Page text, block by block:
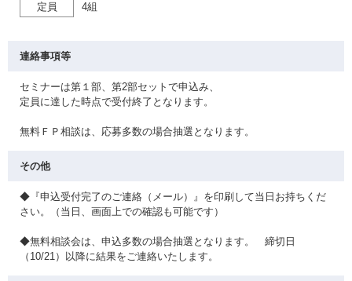
定員 4組
連絡事項等
セミナーは第１部、第2部セットで申込み、
定員に達した時点で受付終了となります。
無料ＦＰ相談は、応募多数の場合抽選となります。
その他
◆『申込受付完了のご連絡（メール）』を印刷して当日お持ちくだ
さい。（当日、画面上での確認も可能です）
◆無料相談会は、申込多数の場合抽選となります。 締切日
（10/21）以降に結果をご連絡いたします。